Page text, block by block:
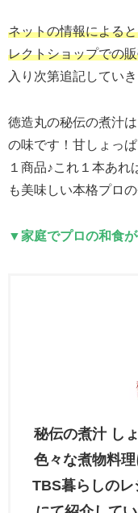
ネットの情報による
レクトショップでの
入り次第追記してい
徳造丸の秘伝の煮汁
の味です！甘しょっ
１商品♪これ１本あ
も美味しい本格プロ
▼家庭でプロの和食
秘伝の煮汁 し
色々な煮物料
TBS暮らしの